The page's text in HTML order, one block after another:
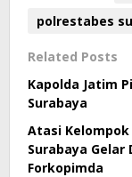
polrestabes
Related Posts
Kapolda Jatim
Surabaya
Atasi
Surabaya
Forkopimda